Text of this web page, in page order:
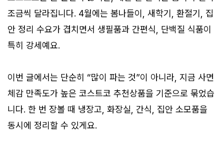
조금씩 달라집니다. 4월에는 봄나들이, 새학기, 환절기, 집
안 정리 수요가 겹치면서 생필품과 간편식, 단백질 식품이
특히 강세예요.
이번 글에서는 단순히 “많이 파는 것”이 아니라, 지금 사면
체감 만족도가 높은 코스트코 추천상품을 기준으로 묶었습
니다. 한 번 장볼 때 냉장고, 화장실, 간식, 집안 소모품을
동시에 정리할 수 있게요.